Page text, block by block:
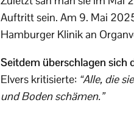
Auftritt sein. Am 9. Mai
Hamburger Klinik an
Seitdem überschlagen sich
Elvers kritisierte: “Alle, die
und Boden schämen.”